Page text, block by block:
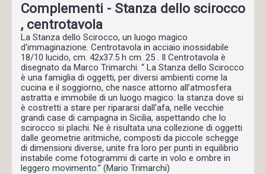
Complementi - Stanza dello scirocco
, centrotavola
La Stanza dello Scirocco, un luogo magico
d'immaginazione. Centrotavola in acciaio inossidabile
18/10 lucido, cm. 42x37.5 h cm. 25 . Il Centrotavola è
disegnato da Marco Trimarchi. “ La Stanza dello Scirocco
è una famiglia di oggetti, per diversi ambienti come la
cucina e il soggiorno, che nasce attorno all’atmosfera
astratta e immobile di un luogo magico: la stanza dove si
è costretti a stare per ripararsi dall’afa, nelle vecchie
grandi case di campagna in Sicilia, aspettando che lo
scirocco si plachi. Ne è risultata una collezione di oggetti
dalle geometrie aritmiche, composti da piccole schegge
di dimensioni diverse, unite fra loro per punti in equilibrio
instabile come fotogrammi di carte in volo e ombre in
leggero movimento.” (Mario Trimarchi)